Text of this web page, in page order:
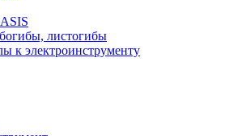
листогибы
к электроинструменту